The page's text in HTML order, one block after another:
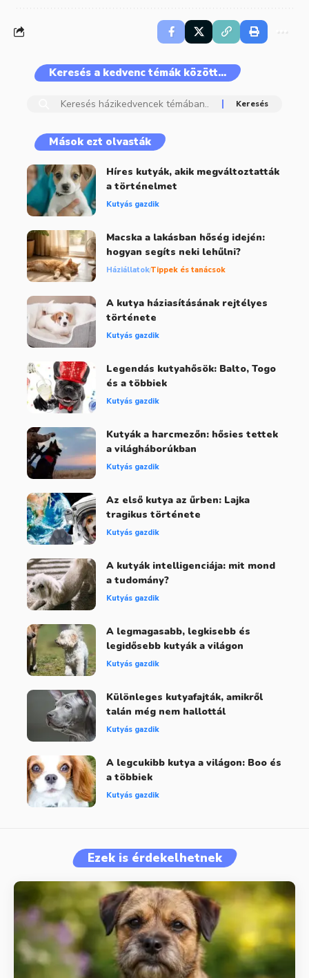
Keresés a kedvenc témák között…
Mások ezt olvasták
Híres kutyák, akik megváltoztatták
a történelmet
Kutyás gazdik
Macska a lakásban hőség idején:
hogyan segíts neki lehűlni?
HáziállatokTippek és tanácsok
A kutya háziasításának rejtélyes
története
Kutyás gazdik
Legendás kutyahősök: Balto, Togo
és a többiek
Kutyás gazdik
Kutyák a harcmezőn: hősies tettek
a világháborúkban
Kutyás gazdik
Az első kutya az űrben: Lajka
tragikus története
Kutyás gazdik
A kutyák intelligenciája: mit mond
a tudomány?
Kutyás gazdik
A legmagasabb, legkisebb és
legidősebb kutyák a világon
Kutyás gazdik
Különleges kutyafajták, amikről
talán még nem hallottál
Kutyás gazdik
A legcukibb kutya a világon: Boo és
a többiek
Kutyás gazdik
Ezek is érdekelhetnek